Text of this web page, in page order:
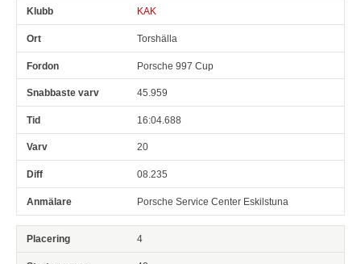
KAK
Torshälla
Porsche 997 Cup
45.959
16:04.688
20
08.235
Porsche Service Center Eskilstuna
4